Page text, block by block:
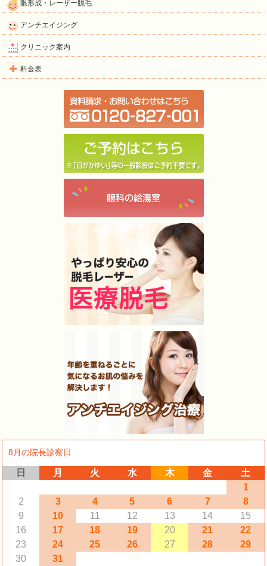
眼形成・レーザー脱毛
アンチエイジング
クリニック案内
料金表
8月の院長診察日
日 月 火 水 木 金
土
1
2
3 4 5 6 7
8
9
10 11 12 13 14
15
16
17 18 19 20 21
22
23
24 25 26 27 28
29
30
31